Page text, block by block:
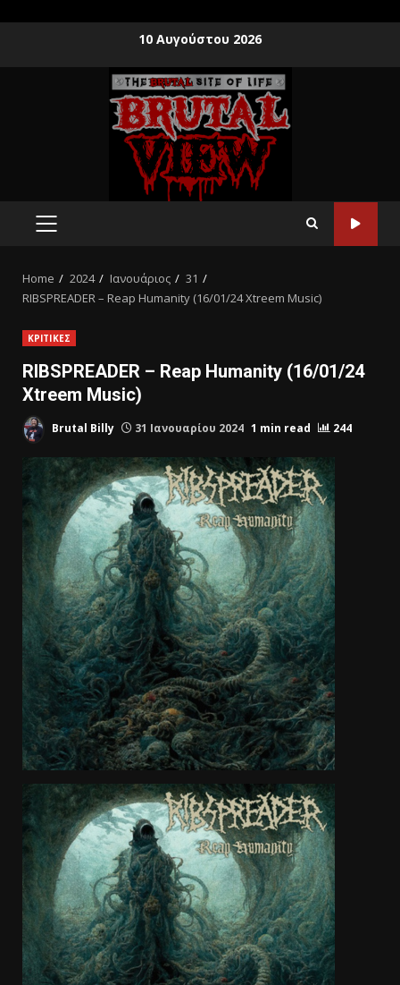
10 Αυγούστου 2026
Home 2024 Ιανουάριος
31
RIBSPREADER – Reap Humanity (16/01/24 Xtreem Music)
ΚΡΙΤΙΚΕΣ
RIBSPREADER – Reap Humanity (16/01/24
Xtreem Music)
Brutal Billy 31 Ιανουαρίου 2024 1 min read 244